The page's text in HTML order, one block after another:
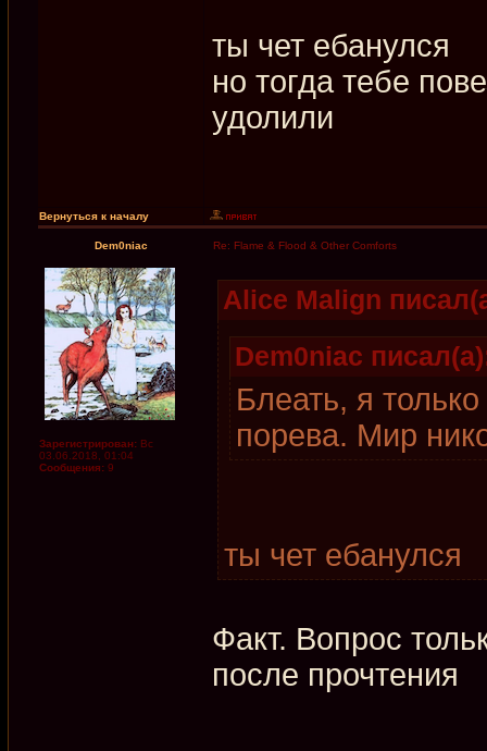
ты чет ебанулся
но тогда тебе
удолили
Вернуться к началу
Dem0niac Re: Flame & Flood & Other Comforts
Зарегистрирован: Вс
03.06.2018, 01:04
Сообщения: 9
Alice Malign
Dem0niac
Блеать, я
порева. Мир
ты чет ебанулся
Факт. Вопрос
после прочтения